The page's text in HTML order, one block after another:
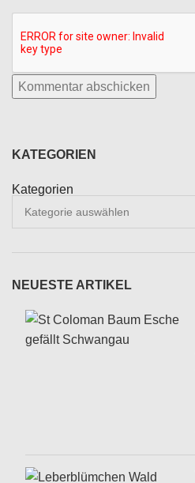
KATEGORIEN
Kategorien
NEUESTE ARTIKEL